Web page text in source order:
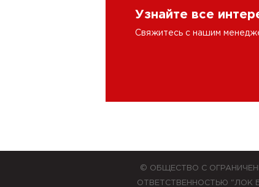
Узнайте все
Свяжитесь с нашим
© ОБЩЕСТВО С
ОТВЕТСТВЕННОСТЬЮ "ЛОК